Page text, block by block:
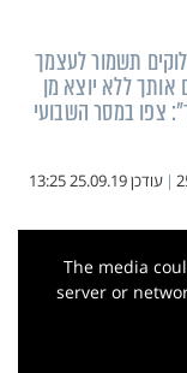
תשמור לעצמך
ללא יוצא מן
צפו במסר השבועי
| עודכן25.09.19 13:25
This
The media
server or